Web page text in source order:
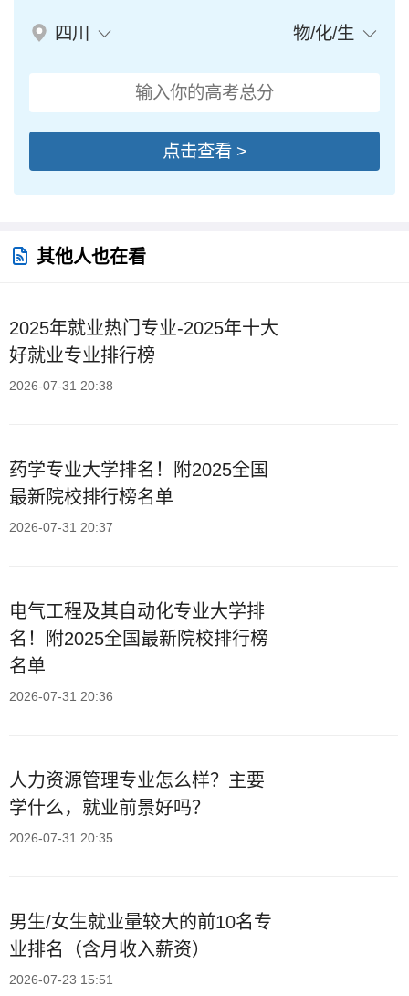
四川 物/化/生
点击查看 >
其他人也在看
2025年就业热门专业-2025年十大
好就业专业排行榜
2026-07-31 20:38
药学专业大学排名！附2025全国
最新院校排行榜名单
2026-07-31 20:37
电气工程及其自动化专业大学排
名！附2025全国最新院校排行榜
名单
2026-07-31 20:36
人力资源管理专业怎么样？主要
学什么，就业前景好吗？
2026-07-31 20:35
男生/女生就业量较大的前10名专
业排名（含月收入薪资）
2026-07-23 15:51